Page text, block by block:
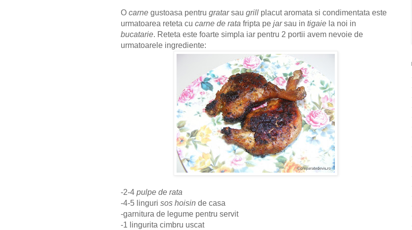
O carne gustoasa pentru gratarsau grill placut aromata si condimentata este
urmatoarea reteta cu carne de rata fripta pe jarsau in tigaie la noi in
bucatarie. Reteta este foarte simpla iar pentru 2 portii avem nevoie de
urmatoarele ingrediente:
-2-4 pulpe de rata
-4-5 linguri sos hoisin de casa
-garnitura de legume pentru servit
-1 lingurita cimbru uscat